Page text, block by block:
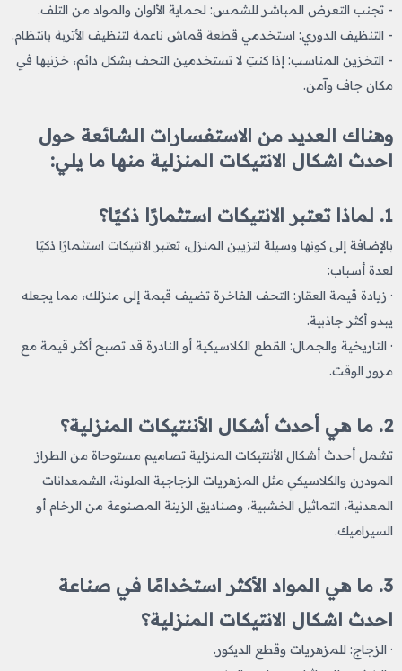
- تجنب التعرض المباشر للشمس: لحماية الألوان والمواد من التلف.
- التنظيف الدوري: استخدمي قطعة قماش ناعمة لتنظيف الأتربة بانتظام.
- التخزين المناسب: إذا كنتِ لا تستخدمين التحف بشكل دائم، خزنيها في
مكان جاف وآمن.
وهناك العديد من الاستفسارات الشائعة حول
احدث اشكال الانتيكات المنزلية​ منها ما يلي:
1. لماذا تعتبر الانتيكات استثمارًا ذكيًا؟
بالإضافة إلى كونها وسيلة لتزيين المنزل، تعتبر الانتيكات استثمارًا ذكيًا
لعدة أسباب:
· زيادة قيمة العقار: التحف الفاخرة تضيف قيمة إلى منزلك، مما يجعله
يبدو أكثر جاذبية.
· التاريخية والجمال: القطع الكلاسيكية أو النادرة قد تصبح أكثر قيمة مع
مرور الوقت.
2. ما هي أحدث أشكال الأننتيكات المنزلية؟
تشمل أحدث أشكال الأننتيكات المنزلية تصاميم مستوحاة من الطراز
المودرن والكلاسيكي مثل المزهريات الزجاجية الملونة، الشمعدانات
المعدنية، التماثيل الخشبية، وصناديق الزينة المصنوعة من الرخام أو
السيراميك.
3. ما هي المواد الأكثر استخدامًا في صناعة
احدث اشكال الانتيكات المنزلية​؟
· الزجاج: للمزهريات وقطع الديكور.